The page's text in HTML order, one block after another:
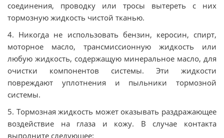
соединения, проводку или тросы вытереть с них
тормозную жидкость чистой тканью.
4. Никогда не использовать бензин, керосин, спирт,
моторное масло, трансмиссионную жидкость или
любую жидкость, содержащую минеральное масло, для
очистки компонентов системы. Эти жидкости
повреждают уплотнения и пыльники тормозной
системы.
5. Тормозная жидкость может оказывать раздражающее
воздействие на глаза и кожу. В случае контакта
выполните следующее: